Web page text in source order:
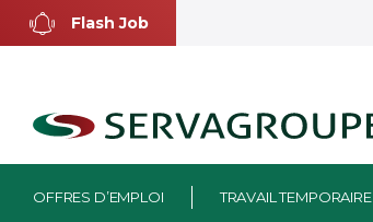
Aller
Flash Job
OFFRES D’EMPLOI TRAVAIL TEMPORAIRE